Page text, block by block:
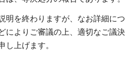
明を終わりますが、なお詳細につ
によりご審議の上、適切なご議決
し上げます。